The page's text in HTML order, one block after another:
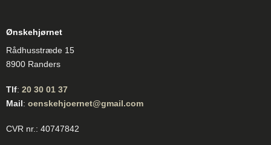
Ønskehjørnet
Rådhusstræde 15
8900 Randers
Tlf: 20 30 01 37
Mail: oenskehjoernet@gmail.com
CVR nr.: 40747842